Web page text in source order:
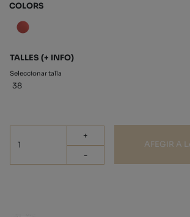
COLORS
TALLES (+ INFO)
Seleccionar talla
38
+
-
AFEGIR A